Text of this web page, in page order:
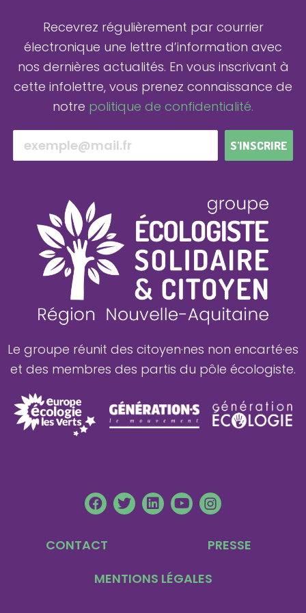
Recevrez régulièrement par courrier
électronique une lettre d’information avec
nos dernières actualités. En vous inscrivant à
cette infolettre, vous prenez connaissance de
notre politique de confidentialité.
S'INSCRIRE
Le groupe réunit des citoyen·nes non encarté·es
et des membres des partis du pôle écologiste.
F
a
c
b
o
k
T
w
i
r
L
i
n
i
n
Y
o
u
e
L
n
i
i
s
t
CONTACT
PRESSE
MENTIONS LÉGALES